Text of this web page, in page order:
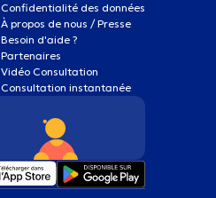
Confidentialité des données
À propos de nous / Presse
Besoin d'aide ?
Partenaires
Vidéo Consultation
Consultation instantanée